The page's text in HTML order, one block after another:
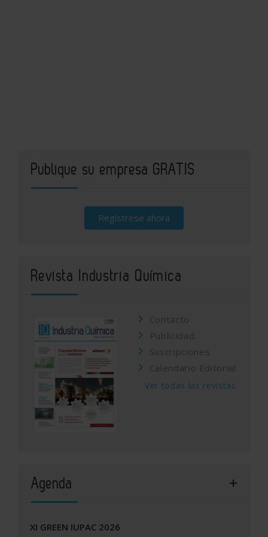
Publique su empresa GRATIS
Regístrese ahora
Revista Industria Química
Contacto
Publicidad
Suscripciones
Calendario Editorial
Ver todas las revistas
Agenda
XI GREEN IUPAC 2026